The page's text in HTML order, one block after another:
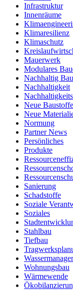
Infrastruktur
Innenräume
Klimaresilienz
Klimaschutz
Mauerwerk
Modulares
Nachhaltig
Nachhaltigkeit
Neue Baustoffe
Neue
Normung
Partner News
Persönliches
Produkte
Sanierung
Schadstoffe
Soziale
Soziales
Stahlbau
Tiefbau
Wohnungsbau
Wärmewende